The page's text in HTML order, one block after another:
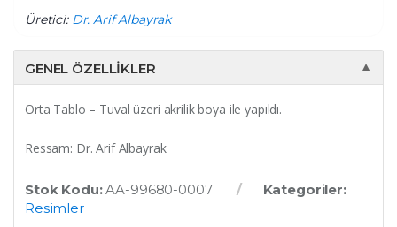
Üretici: Dr. Arif Albayrak
GENEL ÖZELLIKLER ▼
Orta Tablo – Tuval üzeri akrilik boya ile yapıldı.
Ressam: Dr. Arif Albayrak
Stok Kodu:AA-99680-0007
Kategoriler:
Resimler